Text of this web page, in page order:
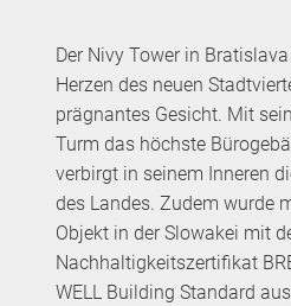
Der Nivy Tower in
Herzen des neuen
prägnantes Gesicht. Mit
Turm das höchste
verbirgt in seinem Inneren
des Landes. Zudem wurde
Objekt in der Slowakei mit
Nachhaltigkeitszertifikat
WELL Building Standard